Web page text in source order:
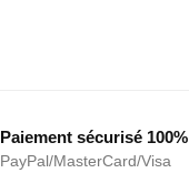
Paiement sécurisé 100%
PayPal/MasterCard/Visa